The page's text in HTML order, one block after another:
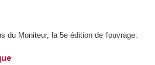
du Moniteur, la 5e édition de l'ouvrage: